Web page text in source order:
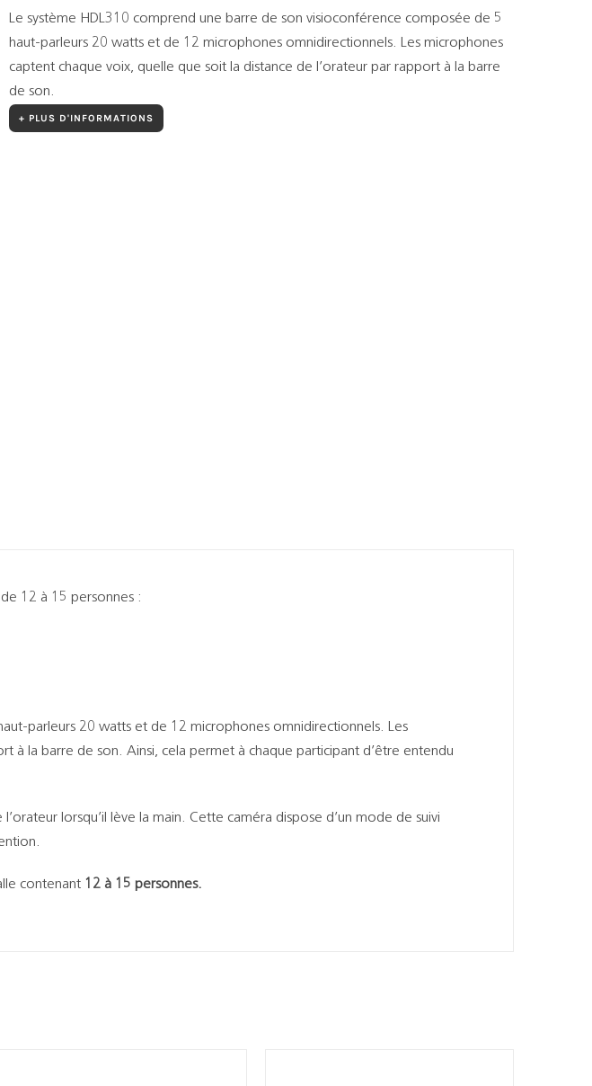
Le système HDL310 comprend une barre de son visioconférence composée de 5
haut-parleurs 20 watts et de 12 microphones omnidirectionnels. Les microphones
captent chaque voix, quelle que soit la distance de l’orateur par rapport à la barre
de son.
+ PLUS D'INFORMATIONS
12 à 15 personnes :
parleurs 20 watts et de 12 microphones omnidirectionnels. Les
à la barre de son. Ainsi, cela permet à chaque participant d’être entendu
lorsqu’il lève la main. Cette caméra dispose d’un mode de suivi
contenant12 à 15 personnes.